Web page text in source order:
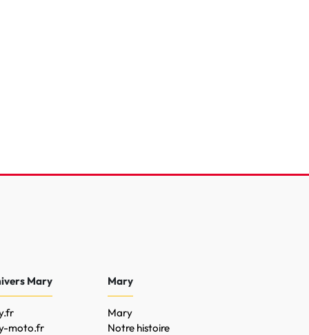
100 S&S BVM6
Mary
moto.fr
Mary
Mary
Notre histoire